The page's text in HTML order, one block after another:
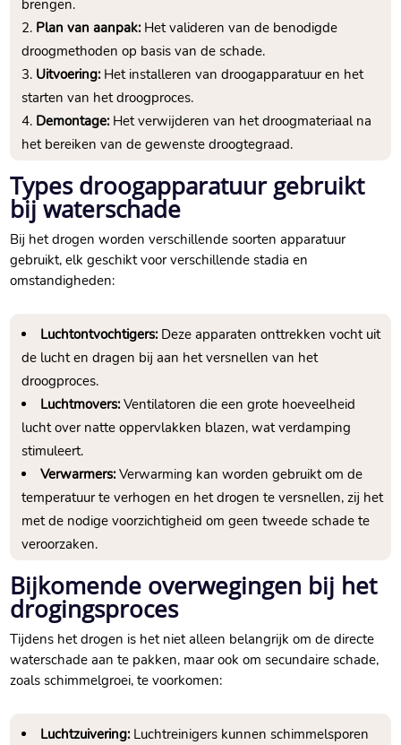
brengen.​
Plan van aanpak:Het valideren van de benodigde
droogmethoden op basis van de schade.​
Uitvoering:Het installeren van droogapparatuur en het
starten van het droogproces.​
Demontage:Het verwijderen van het droogmateriaal na
het bereiken van de gewenste droogtegraad.​
Types droogapparatuur gebruikt
bij waterschade
Bij het drogen worden verschillende soorten apparatuur
gebruikt, elk geschikt voor verschillende stadia en
omstandigheden:
Luchtontvochtigers:Deze apparaten onttrekken vocht uit
de lucht en dragen bij aan het versnellen van het
droogproces.​
Luchtmovers:Ventilatoren die een grote hoeveelheid
lucht over natte oppervlakken blazen, wat verdamping
stimuleert.​
Verwarmers:Verwarming kan worden gebruikt om de
temperatuur te verhogen en het drogen te versnellen, zij het
met de nodige voorzichtigheid om geen tweede schade te
veroorzaken.​
Bijkomende overwegingen bij het
drogingsproces
Tijdens het drogen is het niet alleen belangrijk om de directe
waterschade aan te pakken, maar ook om secundaire schade,
zoals schimmelgroei, te voorkomen:
Luchtzuivering:Luchtreinigers kunnen schimmelsporen